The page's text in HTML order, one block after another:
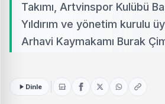
Takımı, Artvinspor Kulübü
Yıldırım ve yönetim kurulu
Arhavi Kaymakamı Burak
Dinle